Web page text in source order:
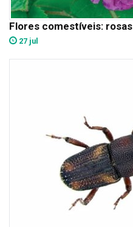
Flores comestíveis: rosas
27 jul